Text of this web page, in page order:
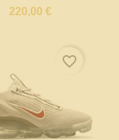
220,00 €
favorite_border